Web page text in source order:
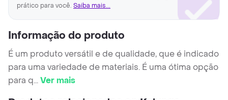
prático para você. Saiba mais...
Informação do produto
É um produto versátil e de qualidade, que é indicado
para uma variedade de materiais. É uma ótima opção
para q...Ver mais